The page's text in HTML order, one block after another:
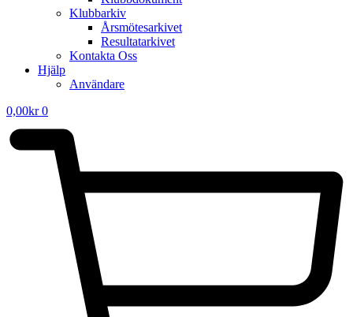
Klubbarkiv
Årsmötesarkivet
Resultatarkivet
Kontakta Oss
Hjälp
Användare
0,00kr 0